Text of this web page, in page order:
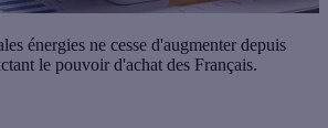
énergies ne cesse d'augmenter depuis
le pouvoir d'achat des Français.